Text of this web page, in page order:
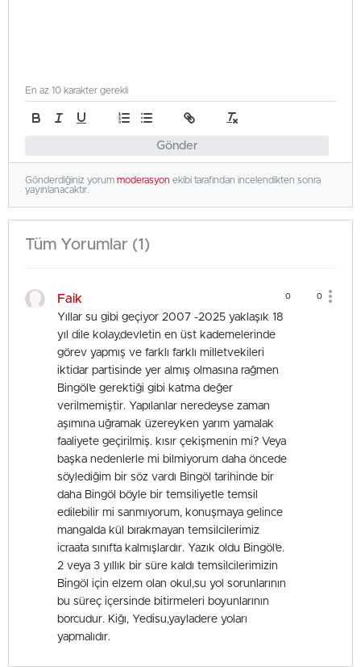
Gönder
En az 10 karakter gerekli
Gönderdiğiniz yorum moderasyon ekibi tarafından incelendikten sonra
yayınlanacaktır.
Tüm Yorumlar (1)
Faik 0 0
Yıllar su gibi geçiyor 2007 -2025 yaklaşık 18
yıl dile kolay,devletin en üst kademelerinde
görev yapmış ve farklı farklı milletvekileri
iktidar partisinde yer almış olmasına rağmen
Bingöl’e gerektiği gibi katma değer
verilmemiştir. Yapılanlar neredeyse zaman
aşımına uğramak üzereyken yarım yamalak
faaliyete geçirilmiş. kısır çekişmenin mi? Veya
başka nedenlerle mi bilmiyorum daha öncede
söylediğim bir söz vardı Bingöl tarihinde bir
daha Bingöl böyle bir temsiliyetle temsil
edilebilir mi sanmıyorum, konuşmaya gelince
mangalda kül bırakmayan temsilcilerimiz
icraata sınıfta kalmışlardır. Yazık oldu Bingöl’e.
2 veya 3 yıllık bir süre kaldı temsilcilerimizin
Bingöl için elzem olan okul,su yol sorunlarının
bu süreç içersinde bitirmeleri boyunlarının
borcudur. Kiğı, Yedisu,yayladere yoları
yapmalıdır.